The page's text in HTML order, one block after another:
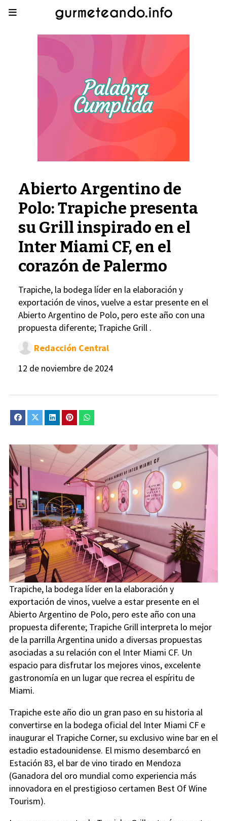
Abierto Argentino de
Polo: Trapiche presenta
su Grill inspirado en el
Inter Miami CF, en el
corazón de Palermo
Trapiche, la bodega líder en la elaboración y
exportación de vinos, vuelve a estar presente en el
Abierto Argentino de Polo, pero este año con una
propuesta diferente; Trapiche Grill .
12 de noviembre de 2024
Redacción Central
Trapiche, la bodega líder en la elaboración y
exportación de vinos, vuelve a estar presente en el
Abierto Argentino de Polo, pero este año con una
propuesta diferente; Trapiche Grill interpreta lo mejor
de la parrilla Argentina unido a diversas propuestas
asociadas a su relación con el Inter Miami CF. Un
espacio para disfrutar los mejores vinos, excelente
gastronomía en un lugar que recrea el espíritu de
Miami.
Trapiche este año dio un gran paso en su historia al
convertirse en la bodega oficial del Inter Miami CF e
inaugurar el Trapiche Corner, su exclusivo wine bar en el
estadio estadounidense. El mismo desembarcó en
Estación 83, el bar de vino tirado en Mendoza
(Ganadora del oro mundial como experiencia más
innovadora en el prestigioso certamen Best Of Wine
Tourism).